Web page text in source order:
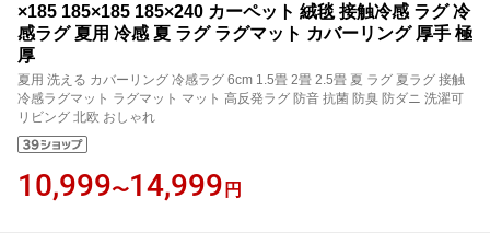
×185 185×185 185×240 カーペット 絨毯 接触冷感 ラグ 冷
感ラグ 夏用 冷感 夏 ラグ ラグマット カバーリング 厚手 極
厚
夏用 洗える カバーリング 冷感ラグ 6cm 1.5畳 2畳 2.5畳 夏 ラグ 夏ラグ 接触
冷感ラグマット ラグマット マット 高反発ラグ 防音 抗菌 防臭 防ダニ 洗濯可
リビング 北欧 おしゃれ
10,999〜14,999 円